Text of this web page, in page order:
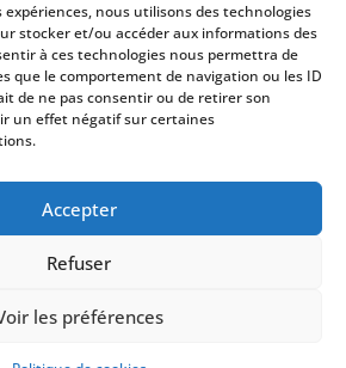
nous utilisons des technologies
stocker et/ou accéder aux informations des
à ces technologies nous permettra de
que le comportement de navigation ou les ID
de ne pas consentir ou de retirer son
un effet négatif sur certaines
Accepter
Refuser
les préférences
régionaux sur piste
qui se déroulera le 11 mai
sera en poule de montée
à la nationale 3
2023USM Vire| Développé par